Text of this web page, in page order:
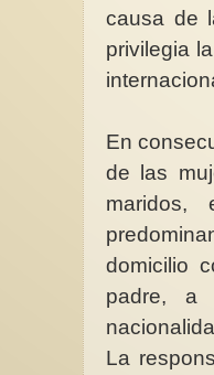
causa de
privilegia
En
de las
domicilio
padre, a
La